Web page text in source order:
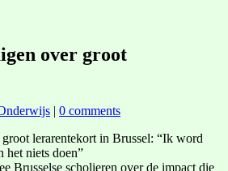
over groot
| 0 comments
lerarentekort in Brussel: “Ik word
het niets doen”
Brusselse scholieren over de impact die